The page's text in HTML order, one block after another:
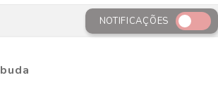
NOTIFICAÇÕES